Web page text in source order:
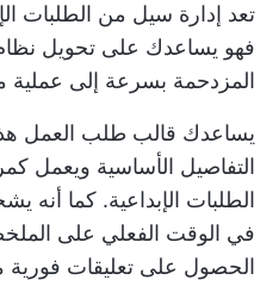
تعد إدارة سيل من الطلبات
فهو يساعدك على تحويل نظام
المزدحمة بسرعة إلى عملية
يساعدك قالب طلب العمل
التفاصيل الأساسية ويعمل
الطلبات الإبداعية. كما
في الوقت الفعلي على
الحصول على تعليقات